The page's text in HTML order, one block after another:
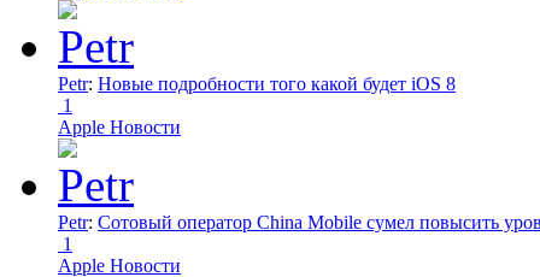
Petr: Новые подробности того какой будет iOS 8
1
Apple Новости
Petr: Сотовый оператор China Mobile сумел повысить
1
Apple Новости